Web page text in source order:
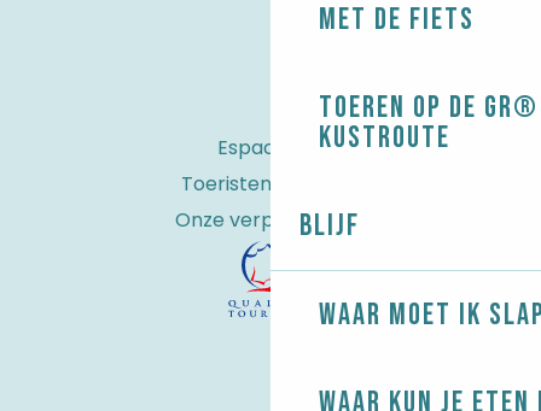
Met de fiets
Toeren op de
kustroute
Blijf
Waar moet ik
Waar kun je eten
Espace Pro
Toeristenbelasting
Onze verplichtingen